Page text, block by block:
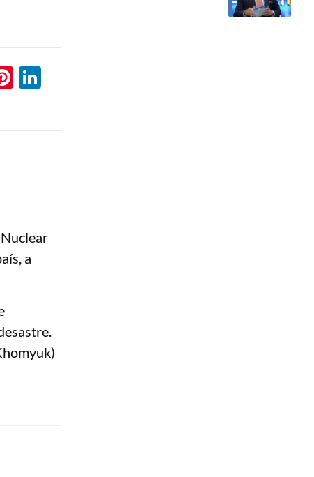
Pinterest
LinkedIn
a